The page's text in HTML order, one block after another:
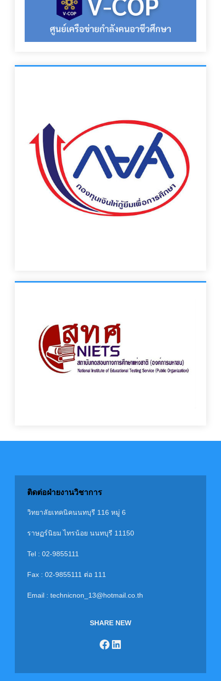
ติดต่อฝ่ายงานวิชาการ
วิทยาลัยเทคนิคนนทบุรี 116 หมู่ 6
ราษฏร์นิยม ไทรน้อย นนทบุรี 11150
Tel : 02-9855111
Fax : 02-9855111 ต่อ 111
Email : technicnon_13@hotmail.co.th
SHARE NEW
Facebook LinkedIn